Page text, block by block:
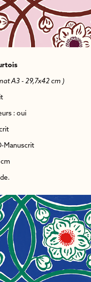
A3 - 29,7x42 cm )
: oui
Manuscrit